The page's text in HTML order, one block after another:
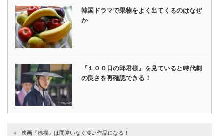
韓国ドラマで果物をよく出てくるのはなぜ
か
『１００日の郎君様』を見ていると時代劇
の良さを再確認できる！
映画『徐福』は間違いなく凄い作品になる！